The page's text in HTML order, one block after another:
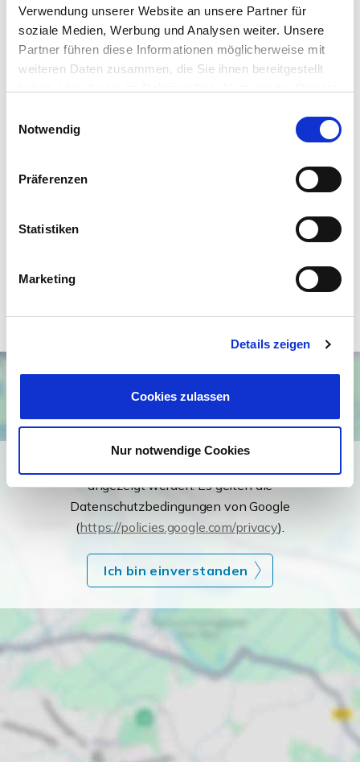
Verwendung unserer Website an unsere Partner für
soziale Medien, Werbung und Analysen weiter. Unsere
Partner führen diese Informationen möglicherweise mit
weiteren Daten zusammen, die Sie ihnen bereitgestellt
Notwendig
Präferenzen
Statistiken
Marketing
Details zeigen
Cookies zulassen
Nur notwendige Cookies
Wir laden Sie herzlich ein, Ihre Ideen und Fragen bei einer
persönlichen Begehung mit uns zu besprechen!
info@das-immobilienhaus.de
Expose_kurz!2337!!39697 (.pdf, 437 KB)
angezeigt werden. Es gelten die
Datenschutzbedingungen von Google
(https://policies.google.com/privacy).
Ich bin einverstanden